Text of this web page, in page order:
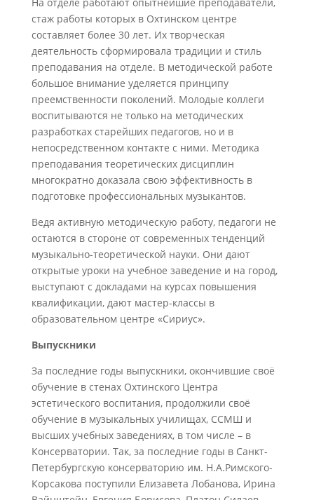
стаж работы которых в Охтинском центре
составляет более 30 лет. Их творческая
деятельность сформировала традиции и стиль
преподавания на отделе. В методической работе
большое внимание уделяется принципу
преемственности поколений. Молодые коллеги
воспитываются не только на методических
разработках старейших педагогов, но и в
непосредственном контакте с ними. Методика
преподавания теоретических дисциплин
многократно доказала свою эффективность в
подготовке профессиональных музыкантов.
Ведя активную методическую работу, педагоги не
остаются в стороне от современных тенденций
музыкально-теоретической науки. Они дают
открытые уроки на учебное заведение и на город,
выступают с докладами на курсах повышения
квалификации, дают мастер-классы в
образовательном центре «Сириус».
Выпускники
За последние годы выпускники, окончившие своё
обучение в стенах Охтинского Центра
эстетического воспитания, продолжили своё
обучение в музыкальных училищах, ССМШ и
высших учебных заведениях, в том числе – в
Консерватории. Так, за последние годы в Санкт-
Петербургскую консерваторию им. Н.А.Римского-
Корсакова поступили Елизавета Лобанова, Ирина